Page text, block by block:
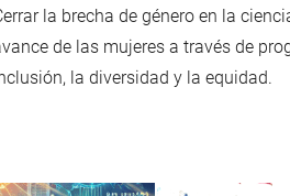
la brecha de género en la
de las mujeres a través de
la diversidad y la equidad.